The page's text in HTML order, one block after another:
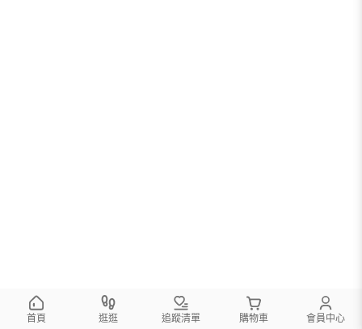
首頁 逛逛 追蹤清單 購物車 會員中心